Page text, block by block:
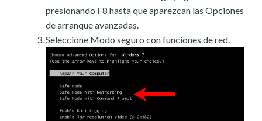
presionando F8 hasta que aparezcan las Opciones
de arranque avanzadas.
Seleccione Modo seguro con funciones de red.